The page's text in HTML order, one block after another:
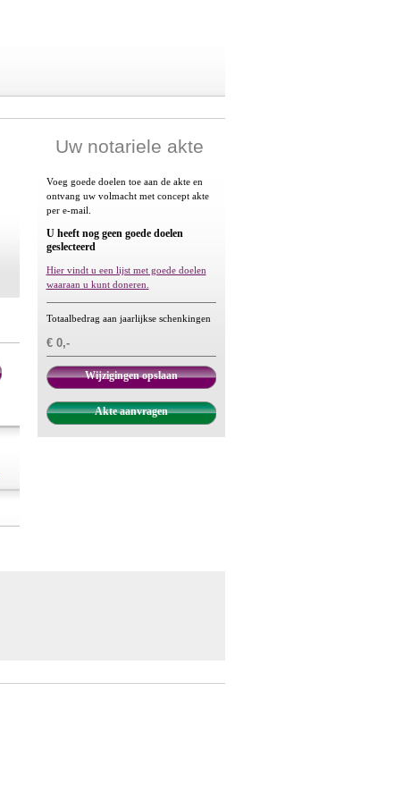
Uw notariele akte
Voeg goede doelen toe aan de akte en
ontvang uw volmacht met concept akte
per e-mail.
U heeft nog geen goede doelen
geslecteerd
Hier vindt u een lijst met goede doelen
waaraan u kunt doneren.
Totaalbedrag aan jaarlijkse schenkingen
€ 0,-
Wijzigingen opslaan
Akte aanvragen